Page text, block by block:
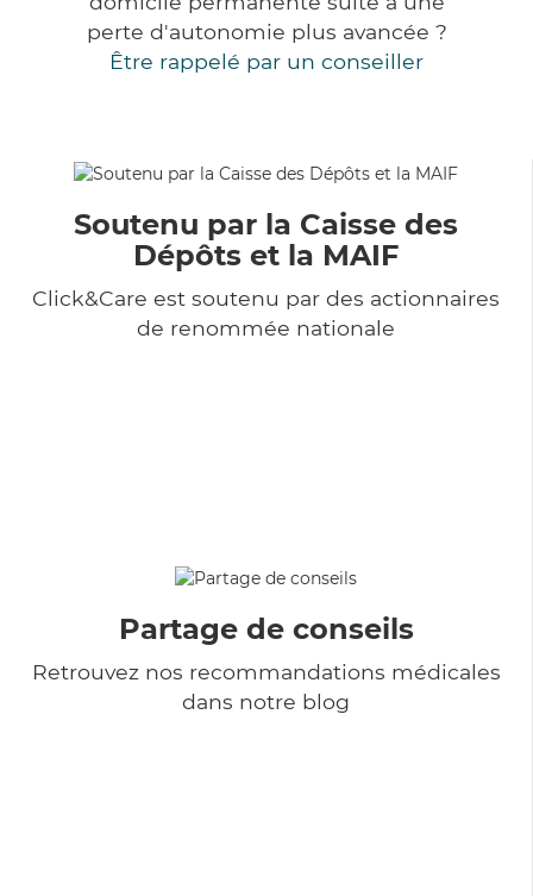
perte d'autonomie plus avancée ?
Être rappelé par un conseiller
Soutenu par la Caisse des
Dépôts et la MAIF
Click&Care est soutenu par des actionnaires
de renommée nationale
Partage de conseils
Retrouvez nos recommandations médicales
dans notre blog